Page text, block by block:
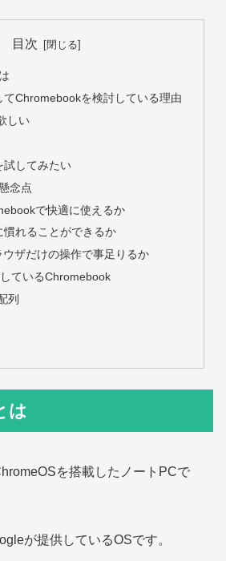
目次
てChromebookを検討している理由
しい
してみたい
念点
で快適に使えるか
れることができるか
ザだけの操作で事足りるか
ているChromebook
列
は
を搭載したノートPCで
が提供しているOSです。